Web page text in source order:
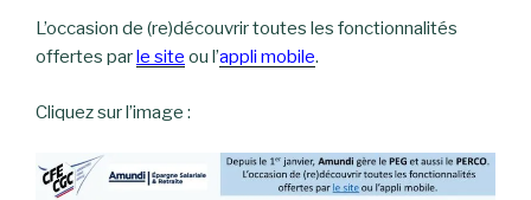
L’occasion de (re)découvrir toutes les fonctionnalités
offertes parle site ou l’appli mobile.
Cliquez sur l’image :